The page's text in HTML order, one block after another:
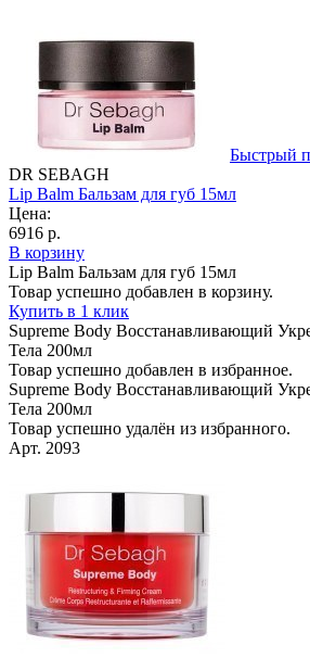
Быстрый
DR SEBAGH
Lip Balm Бальзам для губ 15мл
Цена:
6916 р.
В корзину
Lip Balm Бальзам для губ 15мл
Товар успешно добавлен в корзину.
Купить в 1 клик
Supreme Body Восстанавливающий
Тела 200мл
Товар успешно добавлен в избранное.
Supreme Body Восстанавливающий
Тела 200мл
Товар успешно удалён из избранного.
Арт. 2093